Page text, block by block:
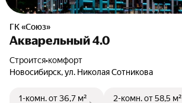
ГК «Союз»
Акварельный 4.0
Строится•комфорт
Новосибирск, ул. Николая Сотникова
1-комн.от 36,7 м²
2-комн.от 58,5 м²